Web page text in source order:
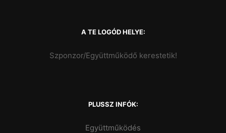
A TE LOGÓD HELYE:
Szponzor/Együttműködő kerestetik!
PLUSSZ INFÓK:
Együttműködés